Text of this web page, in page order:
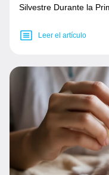
Silvestre Durante la
Leer el artículo